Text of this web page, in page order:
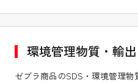
環境管理物質・輸
ゼブラ商品のSDS・環境管理物